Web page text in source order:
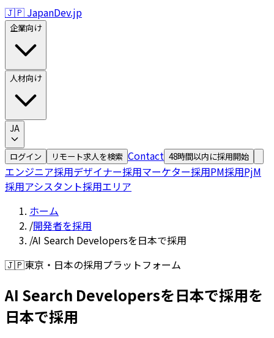
🇯🇵 JapanDev.jp
企業向け
人材向け
JA
ログイン リモート求人を検索 Contact 48時間以内に採用開始
エンジニア採用デザイナー採用マーケター採用PM採用PjM
採用アシスタント採用エリア
ホーム
/開発者を採用
/AI Search Developersを日本で採用
🇯🇵東京・日本の採用プラットフォーム
AI Search Developersを日本で採用を
日本で採用